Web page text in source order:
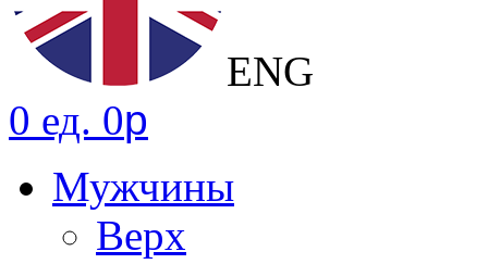
ENG
0 ед. 0p
Мужчины
Верх